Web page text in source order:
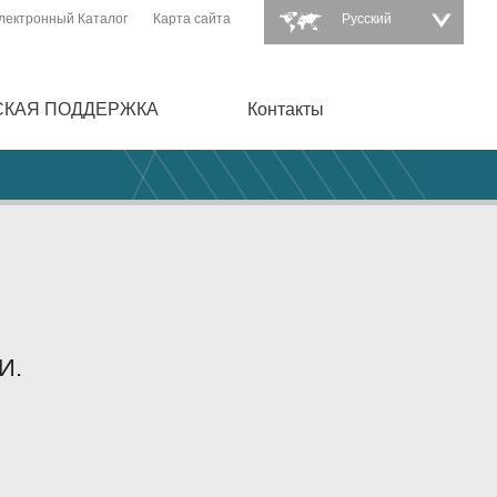
Pусский
Каталог Карта сайта
ПОДДЕРЖКА Контакты